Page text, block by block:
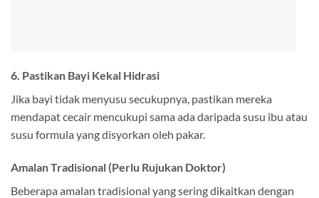
6. Pastikan Bayi Kekal Hidrasi
Jika bayi tidak menyusu secukupnya, pastikan mereka
mendapat cecair mencukupi sama ada daripada susu ibu atau
susu formula yang disyorkan oleh pakar.
Amalan Tradisional (Perlu Rujukan Doktor)
Beberapa amalan tradisional yang sering dikaitkan dengan